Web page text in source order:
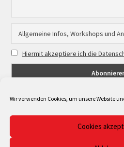
Wir verwenden Cookies, um unsere Website
Cookies
Hiermit akzeptiere ich die
© Musicpoint Bonn/Rhein-Sieg